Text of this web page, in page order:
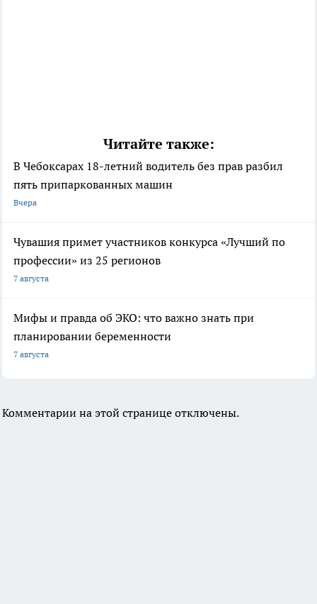
Читайте также:
В Чебоксарах 18-летний водитель без прав разбил
пять припаркованных машин
Вчера
Чувашия примет участников конкурса «Лучший по
профессии» из 25 регионов
7 августа
Мифы и правда об ЭКО: что важно знать при
планировании беременности
7 августа
Комментарии на этой странице отключены.